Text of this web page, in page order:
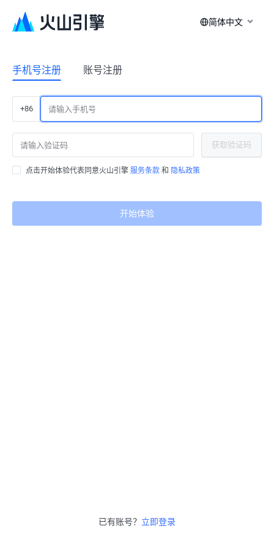
简体中文
手机号注册 账号注册
+86
获取验证码
点击开始体验代表同意火山引擎 服务条款 和 隐私政策
开始体验
已有账号？ 立即登录